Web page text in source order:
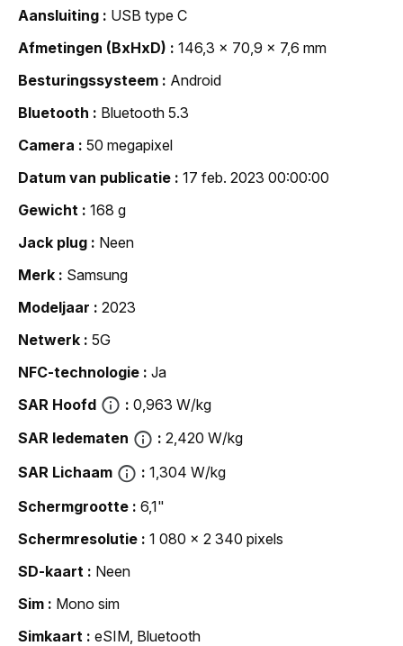
Aansluiting
USB type C
Afmetingen (BxHxD)
146,3 x 70,9 x 7,6 mm
Besturingssysteem
Android
Bluetooth
Bluetooth 5.3
Camera
50 megapixel
Datum van publicatie
17 feb. 2023 00:00:00
Gewicht
168 g
Jack plug
Neen
Merk
Samsung
Modeljaar
2023
Netwerk
5G
NFC-technologie
Ja
SAR Hoofd
0,963 W/kg
SAR ledematen
2,420 W/kg
SAR Lichaam
1,304 W/kg
Schermgrootte
6,1"
Schermresolutie
1 080 x 2 340 pixels
SD-kaart
Neen
Sim
Mono sim
Simkaart
eSIM, Bluetooth